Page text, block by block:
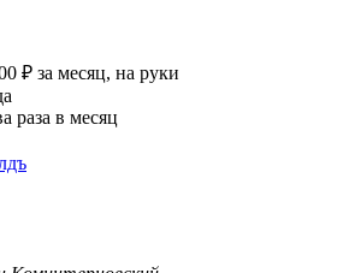
₽ за месяц, на руки
раза в месяц